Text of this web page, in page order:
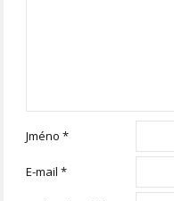
Jméno*
E-mail*